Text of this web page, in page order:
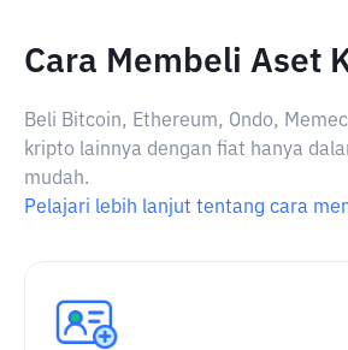
Cara Membeli Aset
Beli Bitcoin, Ethereum, Ondo,
kripto lainnya dengan fiat hanya
mudah.
Pelajari lebih lanjut tentang cara